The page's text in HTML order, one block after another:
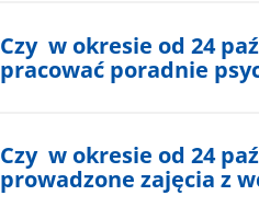
Czy w okresie od 24
pracować poradnie
Czy w okresie od 24
prowadzone zajęcia z